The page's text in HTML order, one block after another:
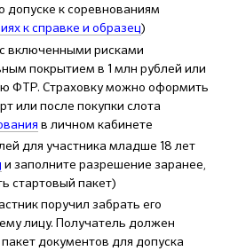
допуске к соревнованиям
к справке и образец)
включенными рисками
покрытием в 1 млн рублей или
ФТР. Страховку можно оформить
или после покупки слота
в личном кабинете
для участника младше 18 лет
и заполните разрешение заранее,
стартовый пакет)
поручил забрать его
лицу. Получатель должен
документов для допуска